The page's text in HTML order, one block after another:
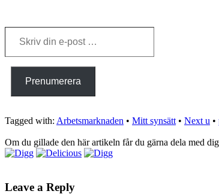
Prenumerera
Tagged with: Arbetsmarknaden • Mitt synsätt • Next u •
Om du gillade den här artikeln får du gärna dela med
Leave a Reply